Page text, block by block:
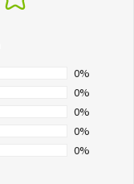
0%
0%
0%
0%
0%